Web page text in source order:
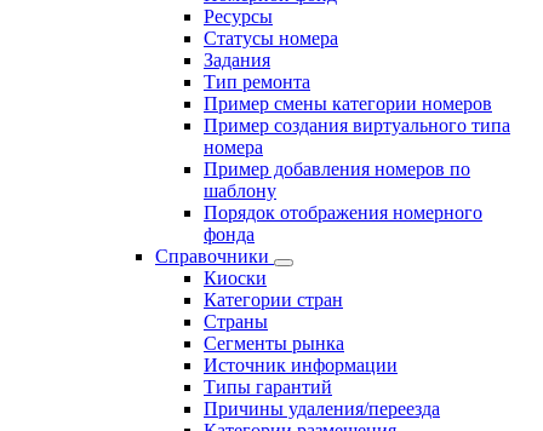
Ресурсы
Статусы номера
Задания
Тип ремонта
Пример смены категории номеров
Пример создания виртуального типа
номера
Пример добавления номеров по
шаблону
Порядок отображения номерного
фонда
Справочники
Киоски
Категории стран
Страны
Сегменты рынка
Источник информации
Типы гарантий
Причины удаления/переезда